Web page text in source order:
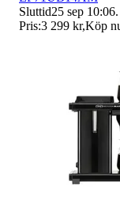
Sluttid25 sep 10:06.
Pris:3 299 kr,Köp